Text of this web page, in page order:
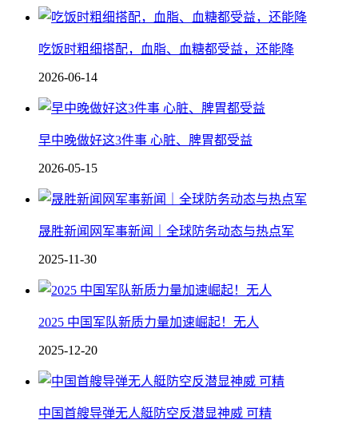
吃饭时粗细搭配，血脂、血糖都受益，还能降
2026-06-14
早中晚做好这3件事 心脏、脾胃都受益
2026-05-15
晟胜新闻网军事新闻｜全球防务动态与热点军
2025-11-30
2025 中国军队新质力量加速崛起！无人
2025-12-20
中国 首艘导弹无人艇防空反潜显神威 可精